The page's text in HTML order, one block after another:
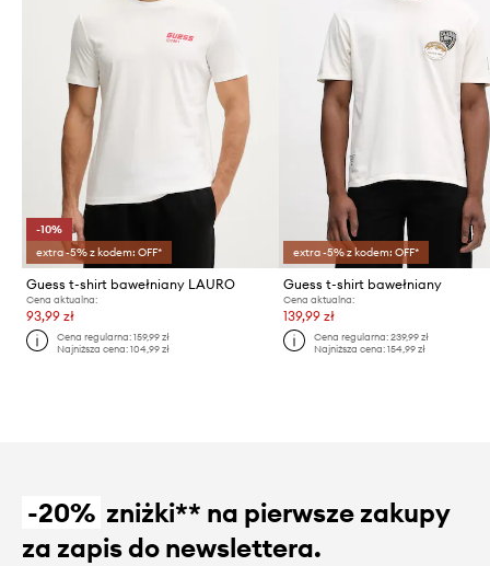
-10%
extra -5% z kodem: OFF*
Guess t-shirt bawełniany LAURO
Cena aktualna:
93,99 zł
Cena regularna:159,99 zł
Najniższa cena:104,99 zł
extra -5% z kodem: OFF*
Guess t-shirt bawełniany
Cena aktualna:
139,99 zł
Cena regularna: 239,99 zł
Najniższa cena: 154,99 zł
-20% zniżki** na pierwsze zakupy
za zapis do newslettera.